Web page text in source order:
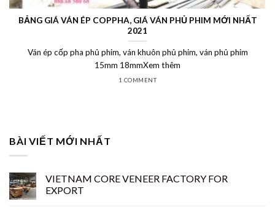
BẢNG GIÁ VÁN ÉP COPPHA, GIÁ VÁN PHỦ PHIM MỚI NHẤT
2021
Ván ép cốp pha phủ phim, ván khuôn phủ phim, ván phủ phim
15mm 18mmXem thêm
1 COMMENT
BÀI VIẾT MỚI NHẤT
VIETNAM CORE VENEER FACTORY FOR
EXPORT